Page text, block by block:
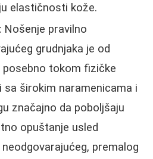
elastičnosti kože.
Nošenje pravilno
grudnjaka je od
tokom fizičke
sa širokim naramenicama i
značajno da poboljšaju
opuštanje usled
premalog